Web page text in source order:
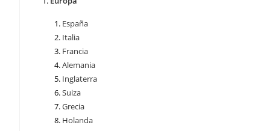
España
Italia
Francia
Alemania
Inglaterra
Suiza
Grecia
Holanda